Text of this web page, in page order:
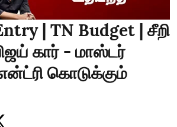
| TN Budget | சீறி
கார் - மாஸ்டர்
கொடுக்கும்